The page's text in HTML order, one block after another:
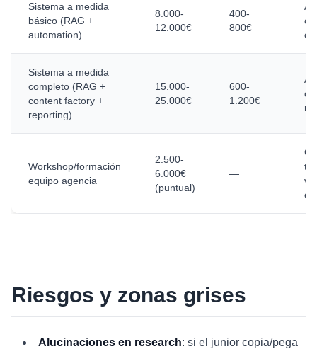
Sistema a medida
básico (RAG +
automation)
8.000-
12.000€
400-
800€
Sistema a medida
completo (RAG +
content factory +
reporting)
15.000-
25.000€
600-
1.200€
Workshop/formación
equipo agencia
2.500-
6.000€
(puntual)
—
Riesgos y zonas grises
Alucinaciones en research: si el junior copia/pega